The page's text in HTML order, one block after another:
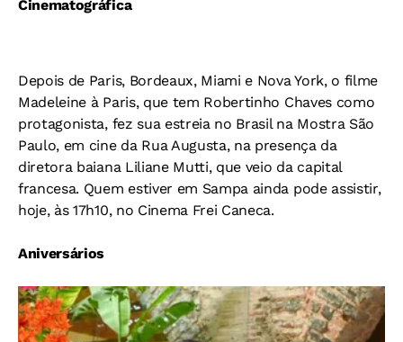
Cinematográfica
Depois de Paris, Bordeaux, Miami e Nova York, o filme
Madeleine à Paris, que tem Robertinho Chaves como
protagonista, fez sua estreia no Brasil na Mostra São
Paulo, em cine da Rua Augusta, na presença da
diretora baiana Liliane Mutti, que veio da capital
francesa. Quem estiver em Sampa ainda pode assistir,
hoje, às 17h10, no Cinema Frei Caneca.
Aniversários